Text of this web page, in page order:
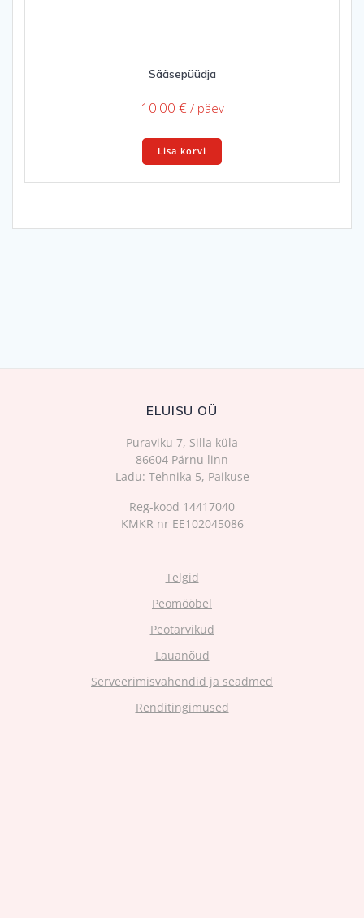
Sääsepüüdja
10.00 € / päev
Lisa korvi
ELUISU OÜ
Puraviku 7, Silla küla
86604 Pärnu linn
Ladu: Tehnika 5, Paikuse
Reg-kood 14417040
KMKR nr EE102045086
Telgid
Peomööbel
Peotarvikud
Lauanõud
Serveerimisvahendid ja seadmed
Renditingimused